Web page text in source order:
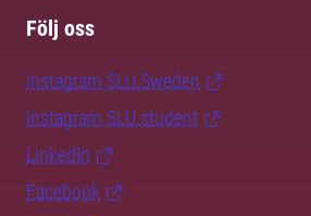
Följ oss
Instagram SLU.Sweden
Instagram SLU.student
LinkedIn
Facebook